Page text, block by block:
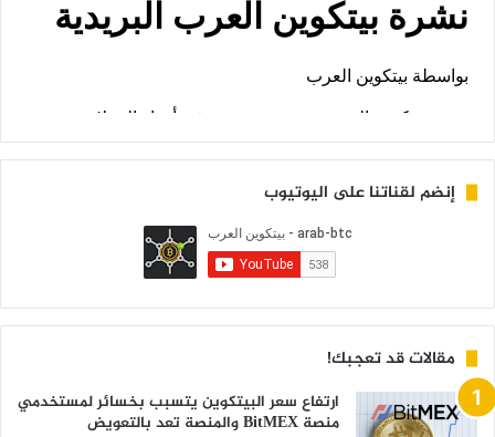
إنضم لقناتنا على اليوتيوب
مقالات قد تعجبك!
ارتفاع سعر البيتكوين يتسبب بخسائر لمستخدمي
منصة BitMEX والمنصة تعد بالتعويض